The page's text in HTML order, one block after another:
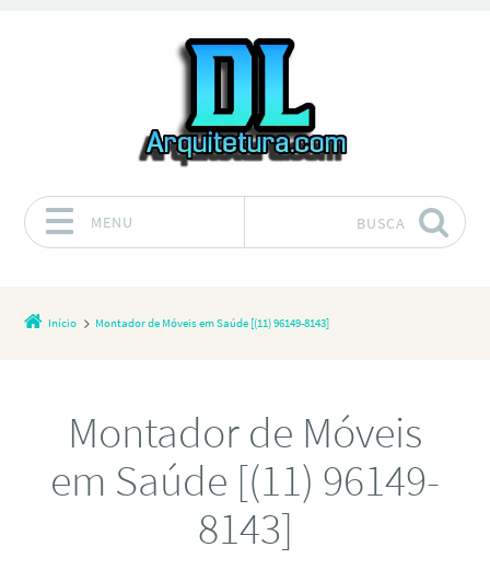
MENU BUSCA
Início Montador de Móveis em Saúde [(11) 96149-8143]
Montador de Móveis
em Saúde [(11) 96149-
8143]